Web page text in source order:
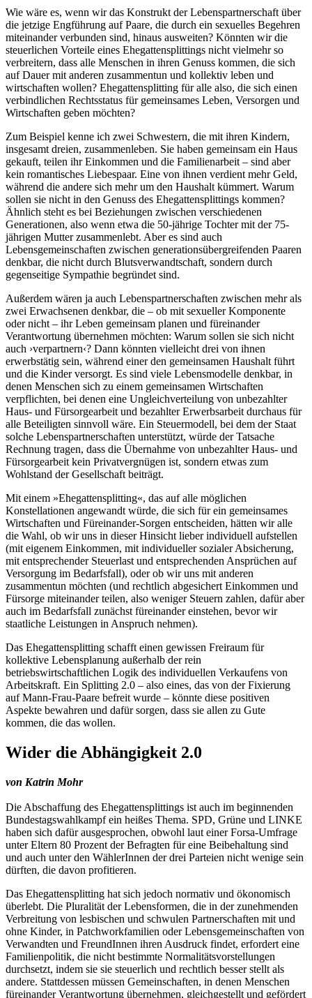
Wie wäre es, wenn wir das Konstrukt der Lebenspartnerschaft über
die jetzige Engführung auf Paare, die durch ein sexuelles Begehren
miteinander verbunden sind, hinaus ausweiten? Könnten wir die
steuerlichen Vorteile eines Ehegattensplittings nicht vielmehr so
verbreitern, dass alle Menschen in ihren Genuss kommen, die sich
auf Dauer mit anderen zusammentun und kollektiv leben und
wirtschaften wollen? Ehegattensplitting für alle also, die sich einen
verbindlichen Rechtsstatus für gemeinsames Leben, Versorgen und
Wirtschaften geben möchten?
Zum Beispiel kenne ich zwei Schwestern, die mit ihren Kindern,
insgesamt dreien, zusammenleben. Sie haben gemeinsam ein Haus
gekauft, teilen ihr Einkommen und die Familienarbeit – sind aber
kein romantisches Liebespaar. Eine von ihnen verdient mehr Geld,
während die andere sich mehr um den Haushalt kümmert. Warum
sollen sie nicht in den Genuss des Ehegattensplittings kommen?
Ähnlich steht es bei Beziehungen zwischen verschiedenen
Generationen, also wenn etwa die 50-jährige Tochter mit der 75-
jährigen Mutter zusammenlebt. Aber es sind auch
Lebensgemeinschaften zwischen generationsübergreifenden Paaren
denkbar, die nicht durch Blutsverwandtschaft, sondern durch
gegenseitige Sympathie begründet sind.
Außerdem wären ja auch Lebenspartnerschaften zwischen mehr als
zwei Erwachsenen denkbar, die – ob mit sexueller Komponente
oder nicht – ihr Leben gemeinsam planen und füreinander
Verantwortung übernehmen möchten: Warum sollen sie sich nicht
auch ›verpartnern‹? Dann könnten vielleicht drei von ihnen
erwerbstätig sein, während einer den gemeinsamen Haushalt führt
und die Kinder versorgt. Es sind viele Lebensmodelle denkbar, in
denen Menschen sich zu einem gemeinsamen Wirtschaften
verpflichten, bei denen eine Ungleichverteilung von unbezahlter
Haus- und Fürsorgearbeit und bezahlter Erwerbsarbeit durchaus für
alle Beteiligten sinnvoll wäre. Ein Steuermodell, bei dem der Staat
solche Lebenspartnerschaften unterstützt, würde der Tatsache
Rechnung tragen, dass die Übernahme von unbezahlter Haus- und
Fürsorgearbeit kein Privatvergnügen ist, sondern etwas zum
Wohlstand der Gesellschaft beiträgt.
Mit einem »Ehegattensplitting«, das auf alle möglichen
Konstellationen angewandt würde, die sich für ein gemeinsames
Wirtschaften und Füreinander-Sorgen entscheiden, hätten wir alle
die Wahl, ob wir uns in dieser Hinsicht lieber individuell aufstellen
(mit eigenem Einkommen, mit individueller sozialer Absicherung,
mit entsprechender Steuerlast und entsprechenden Ansprüchen auf
Versorgung im Bedarfsfall), oder ob wir uns mit anderen
zusammentun möchten (und rechtlich abgesichert Einkommen und
Fürsorge miteinander teilen, also weniger Steuern zahlen, dafür aber
auch im Bedarfsfall zunächst füreinander einstehen, bevor wir
staatliche Leistungen in Anspruch nehmen).
Das Ehegattensplitting schafft einen gewissen Freiraum für
kollektive Lebensplanung außerhalb der rein
betriebswirtschaftlichen Logik des individuellen Verkaufens von
Arbeitskraft. Ein Splitting 2.0 – also eines, das von der Fixierung
auf Mann-Frau-Paare befreit wurde – könnte diese positiven
Aspekte bewahren und dafür sorgen, dass sie allen zu Gute
kommen, die das wollen.
Wider die Abhängigkeit 2.0
von Katrin Mohr
Die Abschaffung des Ehegattensplittings ist auch im beginnenden
Bundestagswahlkampf ein heißes Thema. SPD, Grüne und LINKE
haben sich dafür ausgesprochen, obwohl laut einer Forsa-Umfrage
unter Eltern 80 Prozent der Befragten für eine Beibehaltung sind
und auch unter den WählerInnen der drei Parteien nicht wenige sein
dürften, die davon profitieren.
Das Ehegattensplitting hat sich jedoch normativ und ökonomisch
überlebt. Die Pluralität der Lebensformen, die in der zunehmenden
Verbreitung von lesbischen und schwulen Partnerschaften mit und
ohne Kinder, in Patchworkfamilien oder Lebensgemeinschaften von
Verwandten und FreundInnen ihren Ausdruck findet, erfordert eine
Familienpolitik, die nicht bestimmte Normalitätsvorstellungen
durchsetzt, indem sie sie steuerlich und rechtlich besser stellt als
andere. Stattdessen müssen Gemeinschaften, in denen Menschen
füreinander Verantwortung übernehmen, gleichgestellt und gefördert